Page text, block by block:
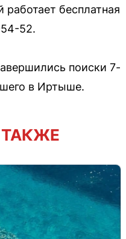
бесплатная
52.
поиски 7-
в Иртыше.
ТАКЖЕ